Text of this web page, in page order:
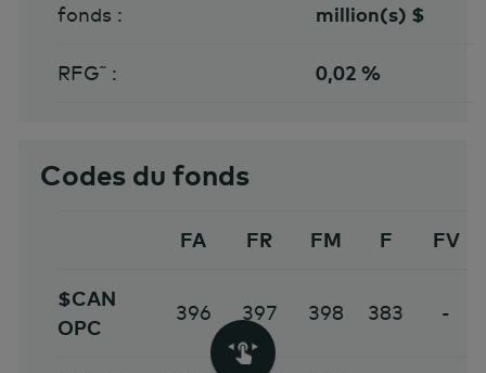
fonds :
million(s) $
RFG˜ : 0,02 %
Codes du fonds
FA FR FM F FV
$CAN
OPC
396 397 398 383 -